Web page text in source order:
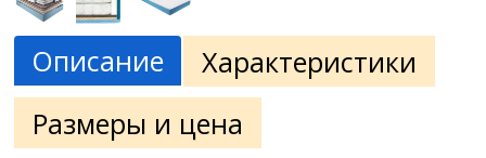
Описание
Характеристики
Размеры и цена